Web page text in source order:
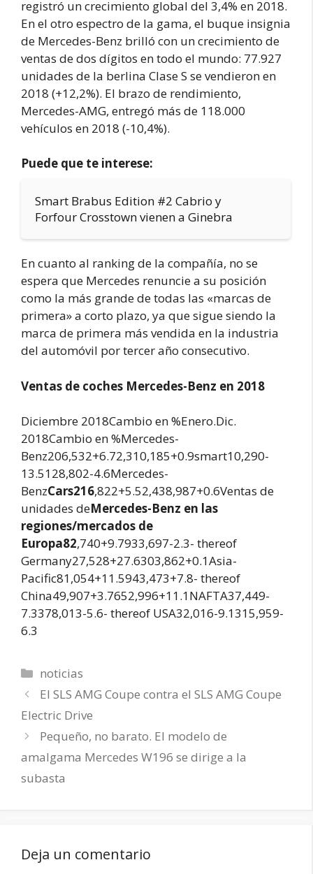
registró un crecimiento global del 3,4% en 2018.
En el otro espectro de la gama, el buque insignia
de Mercedes-Benz brilló con un crecimiento de
ventas de dos dígitos en todo el mundo: 77.927
unidades de la berlina Clase S se vendieron en
2018 (+12,2%). El brazo de rendimiento,
Mercedes-AMG, entregó más de 118.000
vehículos en 2018 (-10,4%).
Puede que te interese:
Smart Brabus Edition #2 Cabrio y
Forfour Crosstown vienen a Ginebra
En cuanto al ranking de la compañía, no se
espera que Mercedes renuncie a su posición
como la más grande de todas las «marcas de
primera» a corto plazo, ya que sigue siendo la
marca de primera más vendida en la industria
del automóvil por tercer año consecutivo.
Ventas de coches Mercedes-Benz en 2018
Diciembre 2018Cambio en %Enero.Dic.
2018Cambio en %Mercedes-
Benz206,532+6.72,310,185+0.9smart10,290-
13.5128,802-4.6Mercedes-
BenzCars216,822+5.52,438,987+0.6Ventas de
unidades deMercedes-Benz en las
regiones/mercados de
Europa82,740+9.7933,697-2.3- thereof
Germany27,528+27.6303,862+0.1Asia-
Pacific81,054+11.5943,473+7.8- thereof
China49,907+3.7652,996+11.1NAFTA37,449-
7.3378,013-5.6- thereof USA32,016-9.1315,959-
6.3
Categorías
noticias
El SLS AMG Coupe contra el SLS AMG Coupe
Electric Drive
Pequeño, no barato. El modelo de
amalgama Mercedes W196 se dirige a la
subasta
Deja un comentario